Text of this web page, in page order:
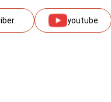
youtube